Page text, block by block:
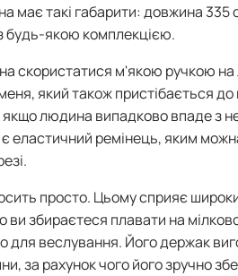
має такі габарити: довжина
якою комплекцією.
скористатися м'якою ручкою на
який також пристібається
людина випадково впаде з
еластичний ремінець, яким
просто. Цьому сприяє
збираєтеся плавати на
для веслування. Його держак
за рахунок чого його зручно